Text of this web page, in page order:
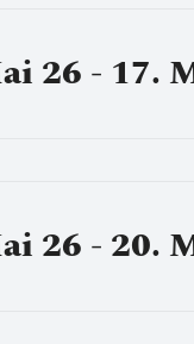
26 - 17.
26 - 20.